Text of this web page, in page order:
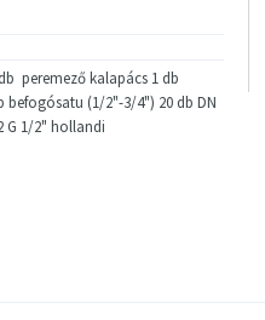
peremező kalapács 1 db
befogósatu (1/2"-3/4") 20 db DN
G 1/2" hollandi